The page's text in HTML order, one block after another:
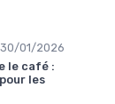
30/01/2026
le café :
les